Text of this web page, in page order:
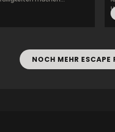
NOCH MEHR ESCAPE